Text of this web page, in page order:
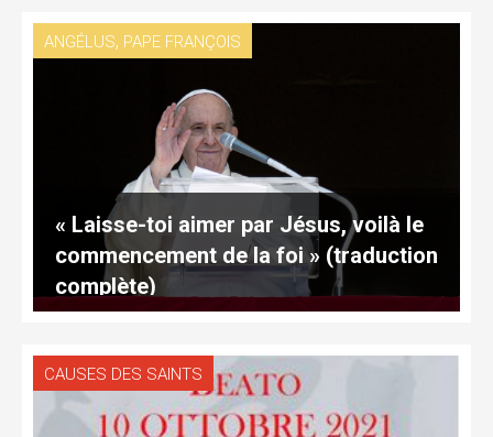
ANGÉLUS, PAPE FRANÇOIS
« Laisse-toi aimer par Jésus, voilà le
commencement de la foi » (traduction
complète)
CAUSES DES SAINTS